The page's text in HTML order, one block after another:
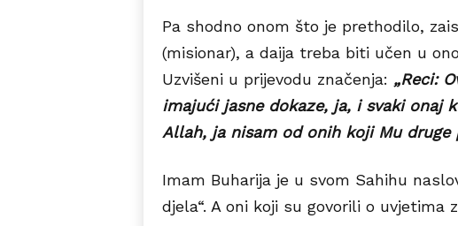
Pa shodno onom što je prethodilo,
(misionar), a daija treba biti učen u
Uzvišeni u prijevodu značenja: „Reci:
imajući jasne dokaze, ja, i svaki onaj
Allah, ja nisam od onih koji Mu druge
Imam Buharija je u svom Sahihu
djela“. A oni koji su govorili o uvjetima